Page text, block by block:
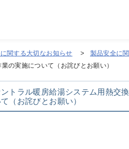
いて
関する大切なお知らせ >
製品安全に
の実施について（お詫びとお願い）
トラル暖房給湯システム用熱交
（お詫びとお願い）